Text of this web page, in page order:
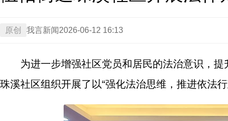
原创 我言新闻 2026-06-12 16:13
为进一步增强社区党员和居民的法治意识，
珠溪社区组织开展了以“强化法治思维，推进依法